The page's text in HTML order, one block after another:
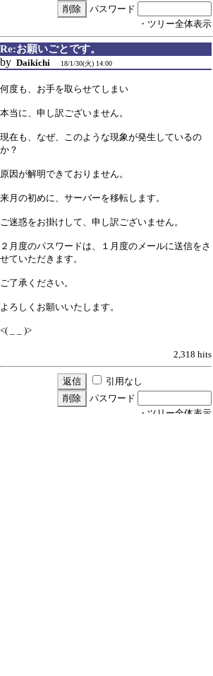
パスワード
・ツリー全体表示
Re:お願いごとです。
by Daikichi 18/1/30(火) 14:00
何度も、お手を取らせてしまい
本当に、申し訳ございません。
現在も、なぜ、このような現象が発生しているの
か？
原因が解明できておりません。
来月の初めに、サーバーを移転します。
ご迷惑をお掛けして、申し訳ございません。
２月度のパスワードは、１月度のメールに送信をさ
せていただきます。
ご了承ください。
よろしくお願いいたします。
<( _ _ )>
2,318 hits
引用なし
パスワード
・ツリー全体表示